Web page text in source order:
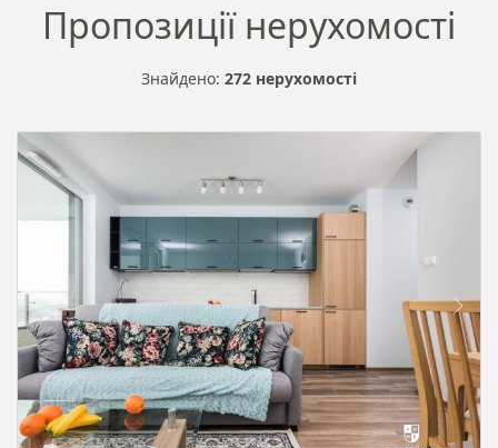
Пропозиції нерухомості
Знайдено: 272 нерухомості